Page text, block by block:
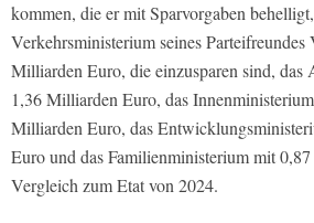
kommen, die er mit Sparvorgaben
Verkehrsministerium seines
Milliarden Euro, die einzusparen sind, das
1,36 Milliarden Euro, das
Milliarden Euro, das
Euro und das Familienministerium mit
Vergleich zum Etat von 2024.